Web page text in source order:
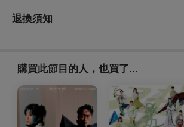
退換須知
購買此節目的人，也買了...